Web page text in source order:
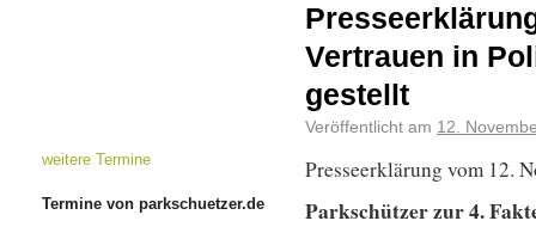
Vertrauen in
gestellt
Veröffentlicht am 12.
Presseerklärung vom 12.
Parkschützer zur 4.
weitere Termine
Termine von parkschuetzer.de